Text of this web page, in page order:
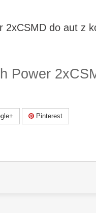
2xCSMD do aut z
Power
Pinterest